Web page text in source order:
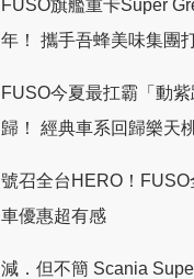
FUSO旗艦重卡Super
年！ 攜手吾蜂美味集團
FUSO今夏最扛霸「動紫
歸！ 經典車系回歸樂天
號召全台HERO！FUSO
車優惠超有感
減．但不簡 Scania